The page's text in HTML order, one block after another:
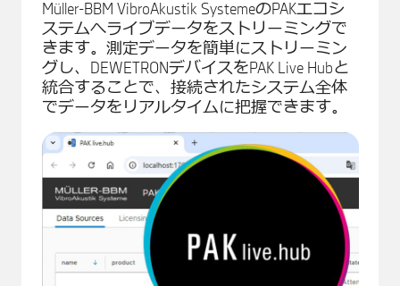
Müller-BBM VibroAkustik SystemeのPAKエコシ
ステムへライブデータをストリーミングで
きます。測定データを簡単にストリーミン
グし、DEWETRONデバイスをPAK Live Hubと
統合することで、接続されたシステム全体
でデータをリアルタイムに把握できます。